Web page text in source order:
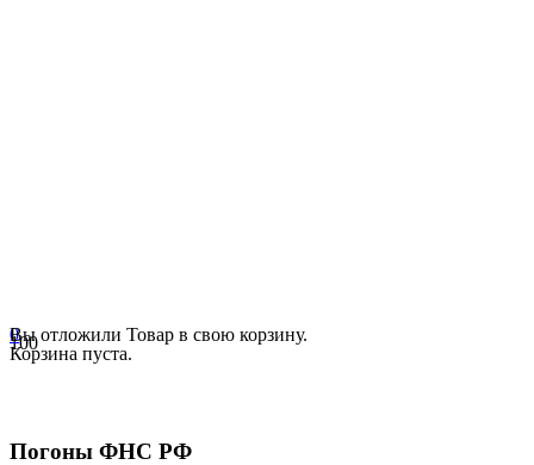
0
Вы отложили Товар в свою корзину.
Корзина пуста.
Погоны ФНС РФ